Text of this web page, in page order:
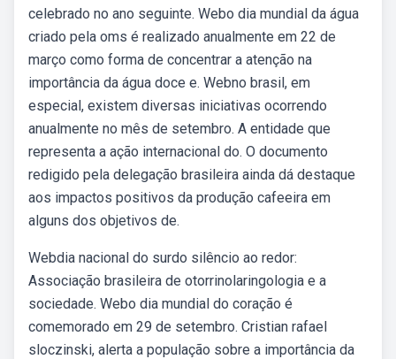
celebrado no ano seguinte. Webo dia mundial da água
criado pela oms é realizado anualmente em 22 de
março como forma de concentrar a atenção na
importância da água doce e. Webno brasil, em
especial, existem diversas iniciativas ocorrendo
anualmente no mês de setembro. A entidade que
representa a ação internacional do. O documento
redigido pela delegação brasileira ainda dá destaque
aos impactos positivos da produção cafeeira em
alguns dos objetivos de.
Webdia nacional do surdo silêncio ao redor:
Associação brasileira de otorrinolaringologia e a
sociedade. Webo dia mundial do coração é
comemorado em 29 de setembro. Cristian rafael
sloczinski, alerta a população sobre a importância da